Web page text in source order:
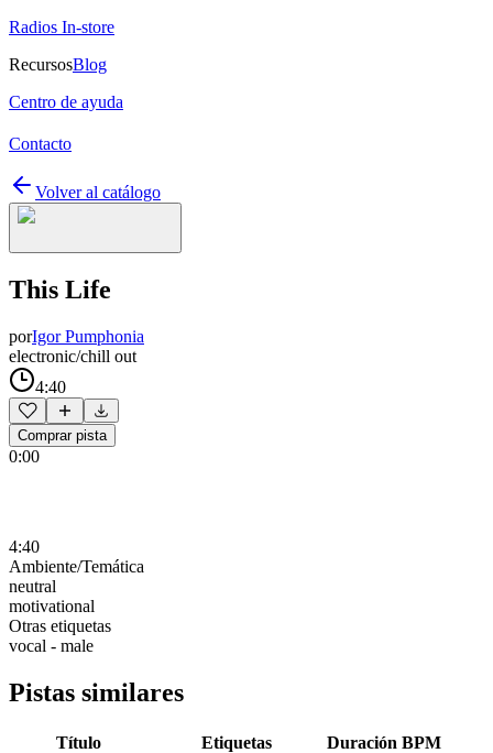
Radios In-store
RecursosBlog
Centro de ayuda
Contacto
Volver al catálogo
This Life
porIgor Pumphonia
electronic/chill out
4:40
Comprar pista
0:00
4:40
Ambiente/Temática
neutral
motivational
Otras etiquetas
vocal - male
Pistas similares
Título Etiquetas Duración BPM